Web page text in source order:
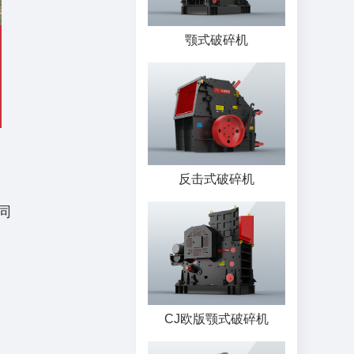
颚式破碎机
反击式破碎机
CJ欧版颚式破碎机